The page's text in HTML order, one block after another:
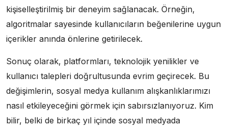
kişiselleştirilmiş bir deneyim sağlanacak. Örneğin,
algoritmalar sayesinde kullanıcıların beğenilerine uygun
içerikler anında önlerine getirilecek.
Sonuç olarak, platformları, teknolojik yenilikler ve
kullanıcı talepleri doğrultusunda evrim geçirecek. Bu
değişimlerin, sosyal medya kullanım alışkanlıklarımızı
nasıl etkileyeceğini görmek için sabırsızlanıyoruz. Kim
bilir, belki de birkaç yıl içinde sosyal medyada